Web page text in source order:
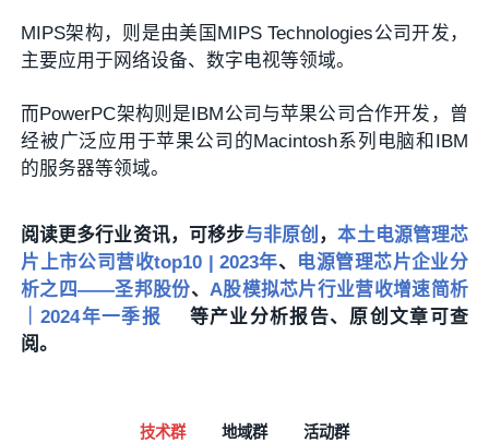
MIPS架构，则是由美国MIPS Technologies公司开发，
主要应用于网络设备、数字电视等领域。
而PowerPC架构则是IBM公司与苹果公司合作开发，曾
经被广泛应用于苹果公司的Macintosh系列电脑和IBM
的服务器等领域。
阅读更多行业资讯，可移步与非原创 ，本土电源管理芯
片上市公司营收top10 | 2023年、 电源管理芯片企业分
析之四——圣邦股份、 A股模拟芯片行业营收增速简析
｜2024年一季报
等产业分析报告、原创文章可查
阅。
技术群 地域群 活动群